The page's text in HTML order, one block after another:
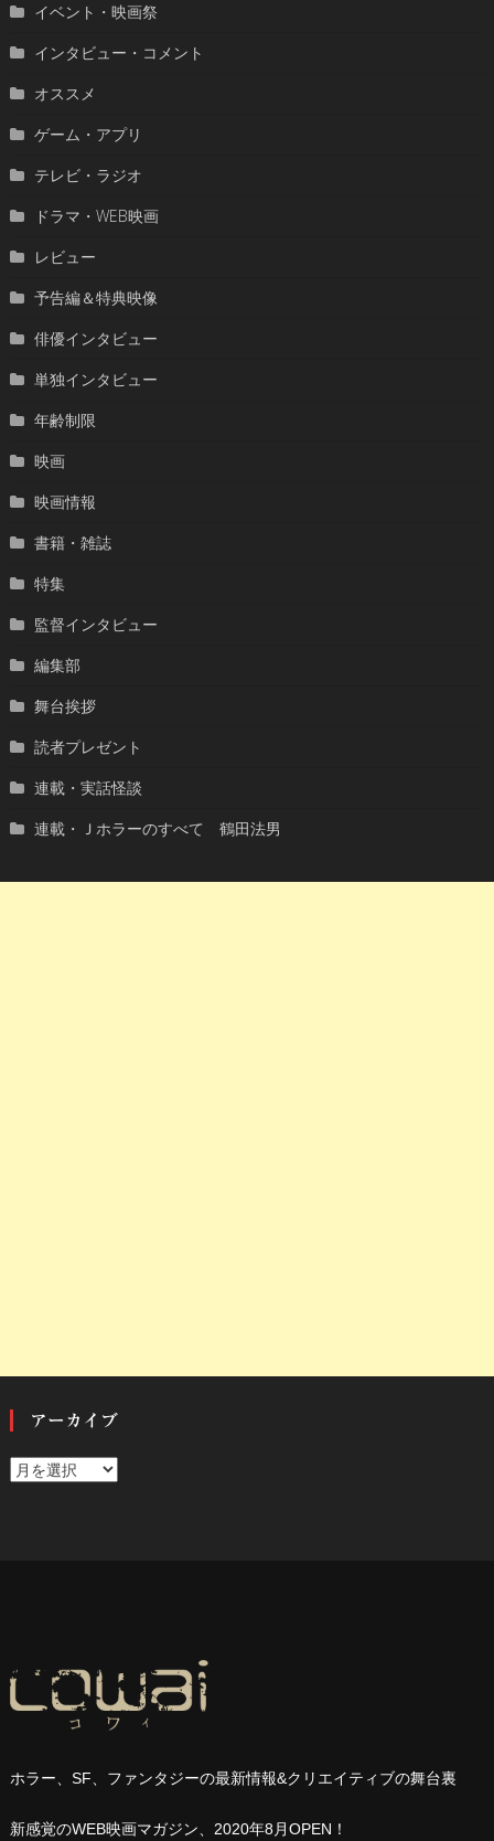
イベント・映画祭
インタビュー・コメント
オススメ
ゲーム・アプリ
テレビ・ラジオ
ドラマ・WEB映画
レビュー
予告編＆特典映像
俳優インタビュー
単独インタビュー
年齢制限
映画
映画情報
書籍・雑誌
特集
監督インタビュー
編集部
舞台挨拶
読者プレゼント
連載・実話怪談
連載・Ｊホラーのすべて 鶴田法男
アーカイブ
ア
ホラー、SF、ファンタジーの最新情報&クリエイティブの舞台裏
新感覚のWEB映画マガジン、2020年8月OPEN ！